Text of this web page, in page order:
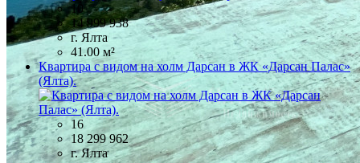
10
14 999 938
г. Ялта
41.00 м²
Квартира с видом на холм Дарсан в ЖК «Дарсан Палас»
(Ялта).
16
18 299 962
г. Ялта